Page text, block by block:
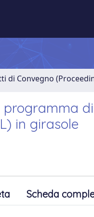
di Convegno
in girasole
Scheda